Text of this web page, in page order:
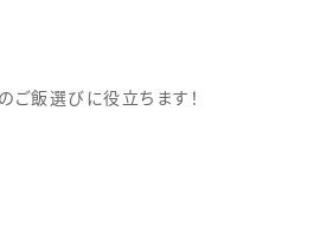
ご飯選びに役立ちます！